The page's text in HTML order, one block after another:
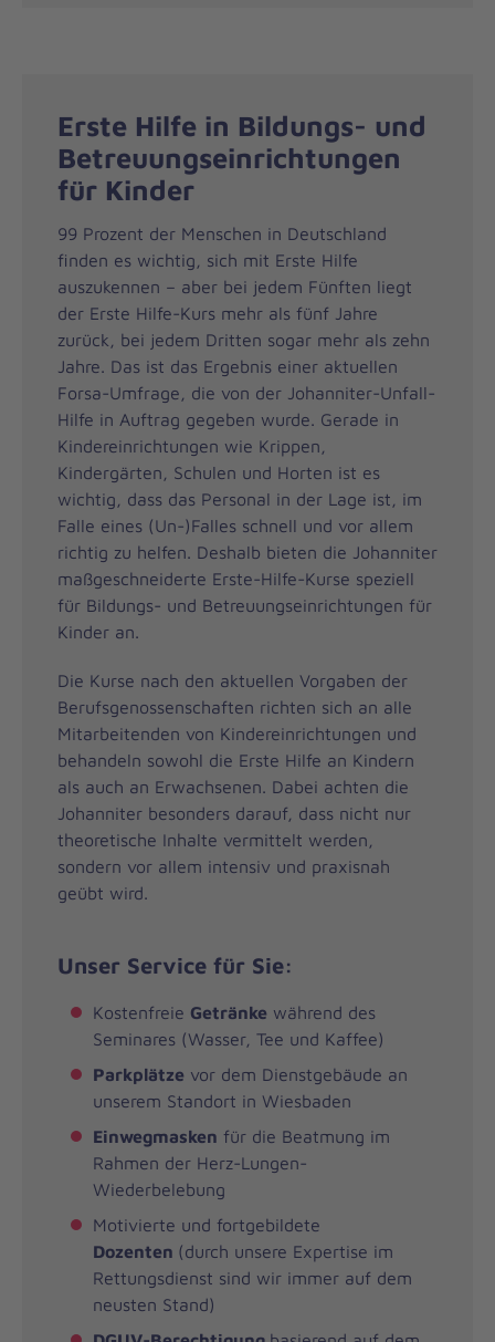
Erste Hilfe in Bildungs- und
Betreuungseinrichtungen
für Kinder
99 Prozent der Menschen in Deutschland
finden es wichtig, sich mit Erste Hilfe
auszukennen – aber bei jedem Fünften liegt
der Erste Hilfe-Kurs mehr als fünf Jahre
zurück, bei jedem Dritten sogar mehr als zehn
Jahre. Das ist das Ergebnis einer aktuellen
Forsa-Umfrage, die von der Johanniter-Unfall-
Hilfe in Auftrag gegeben wurde. Gerade in
Kindereinrichtungen wie Krippen,
Kindergärten, Schulen und Horten ist es
wichtig, dass das Personal in der Lage ist, im
Falle eines (Un-)Falles schnell und vor allem
richtig zu helfen. Deshalb bieten die Johanniter
maßgeschneiderte Erste-Hilfe-Kurse speziell
für Bildungs- und Betreuungseinrichtungen für
Kinder an.
Die Kurse nach den aktuellen Vorgaben der
Berufsgenossenschaften richten sich an alle
Mitarbeitenden von Kindereinrichtungen und
behandeln sowohl die Erste Hilfe an Kindern
als auch an Erwachsenen. Dabei achten die
Johanniter besonders darauf, dass nicht nur
theoretische Inhalte vermittelt werden,
sondern vor allem intensiv und praxisnah
geübt wird.
Unser Service für Sie:
Kostenfreie Getränke während des
Seminares (Wasser, Tee und Kaffee)
Parkplätze vor dem Dienstgebäude an
unserem Standort in Wiesbaden
Einwegmasken für die Beatmung im
Rahmen der Herz-Lungen-
Wiederbelebung
Motivierte und fortgebildete
Dozenten (durch unsere Expertise im
Rettungsdienst sind wir immer auf dem
neusten Stand)